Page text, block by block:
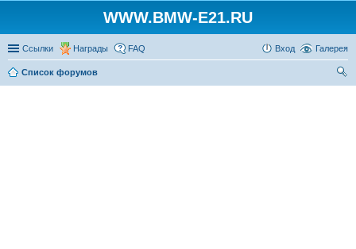
WWW.BMW-E21.RU
Ссылки Награды Галерея
FAQ Вход
Список форумов